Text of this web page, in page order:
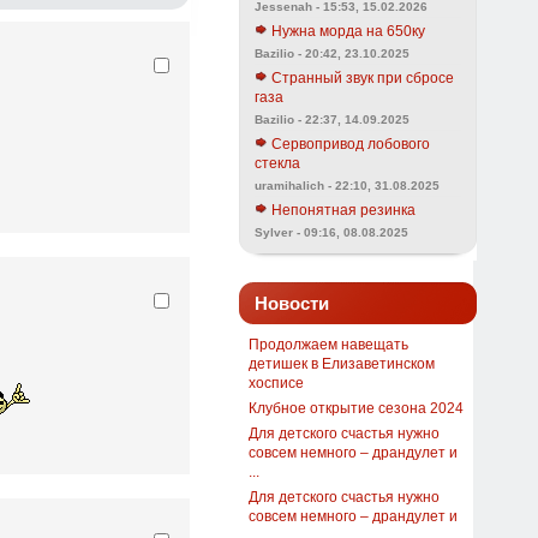
Jessenah - 15:53, 15.02.2026
Нужна морда на 650ку
Bazilio - 20:42, 23.10.2025
Странный звук при сбросе
газа
Bazilio - 22:37, 14.09.2025
Сервопривод лобового
стекла
uramihalich - 22:10, 31.08.2025
Непонятная резинка
Sylver - 09:16, 08.08.2025
Новости
Продолжаем навещать
детишек в Елизаветинском
хосписе
Клубное открытие сезона 2024
Для детского счастья нужно
совсем немного – драндулет и
Для детского счастья нужно
совсем немного – драндулет и